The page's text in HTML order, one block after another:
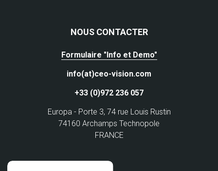
NOUS CONTACTER
Formulaire "Info et Demo"
info(at)ceo-vision.com
+33 (0)972 236 057
Europa - Porte 3, 74 rue Louis Rustin
74160 Archamps Technopole
FRANCE